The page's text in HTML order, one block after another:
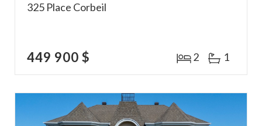
325 Place Corbeil
449 900 $ 2 1